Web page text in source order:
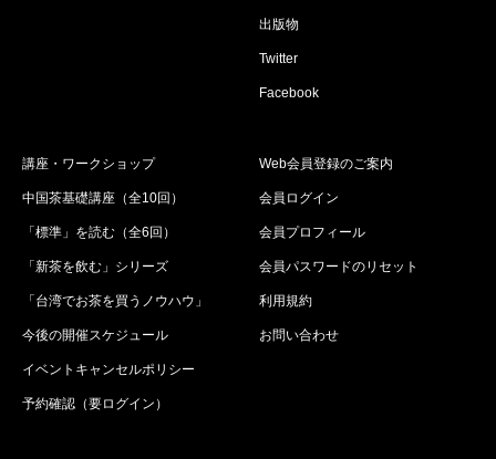
出版物
Twitter
Facebook
講座・ワークショップ
中国茶基礎講座（全10回）
「標準」を読む（全6回）
「新茶を飲む」シリーズ
「台湾でお茶を買うノウハウ」
今後の開催スケジュール
イベントキャンセルポリシー
予約確認（要ログイン）
Web会員登録のご案内
会員ログイン
会員プロフィール
会員パスワードのリセット
利用規約
お問い合わせ